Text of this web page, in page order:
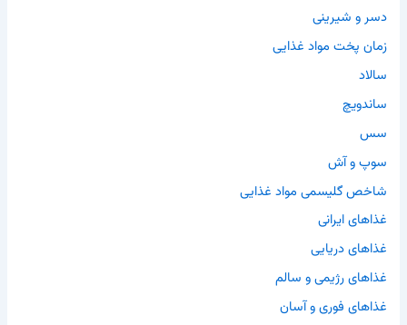
دسر و شیرینی
زمان پخت مواد غذایی
سالاد
ساندویچ
سس
سوپ و آش
شاخص گلیسمی مواد غذایی
غذاهای ایرانی
غذاهای دریایی
غذاهای رژیمی و سالم
غذاهای فوری و آسان